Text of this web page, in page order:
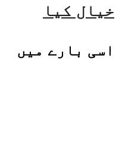
خیال کیا
اسی بارے میں